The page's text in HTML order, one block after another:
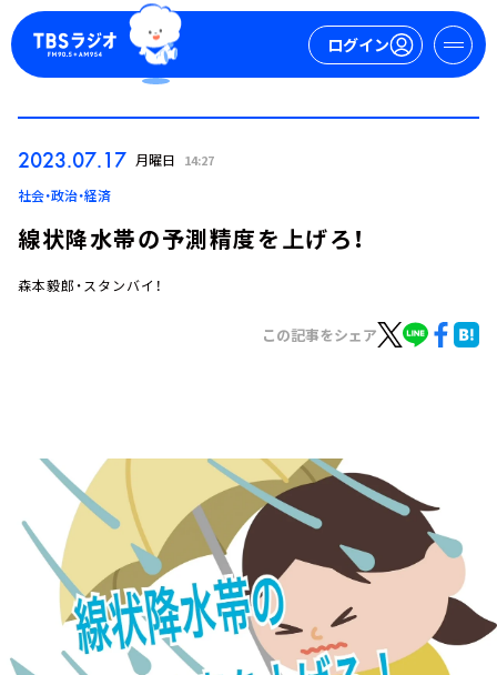
ログイン
トピックス
TBS Podcast
お知らせ
イベント・グッズ
YouTube
会社情報
2023.07.17 月曜日 14:27
社会・政治・経済
線状降水帯の予測精度を上げろ！
森本毅郎・スタンバイ！
この記事をシェア